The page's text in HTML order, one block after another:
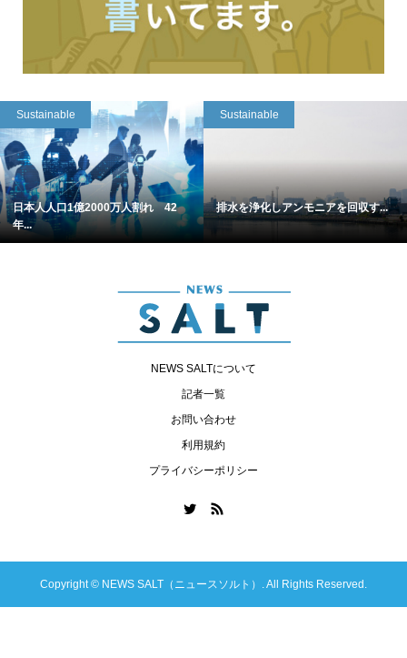
Sustainable
日本人人口1億2000万人割れ 42
年...
Sustainable
排水を浄化しアンモニアを回収す...
NEWS SALTについて
記者一覧
お問い合わせ
利用規約
プライバシーポリシー
Copyright © NEWS SALT（ニュースソルト）. All Rights Reserved.